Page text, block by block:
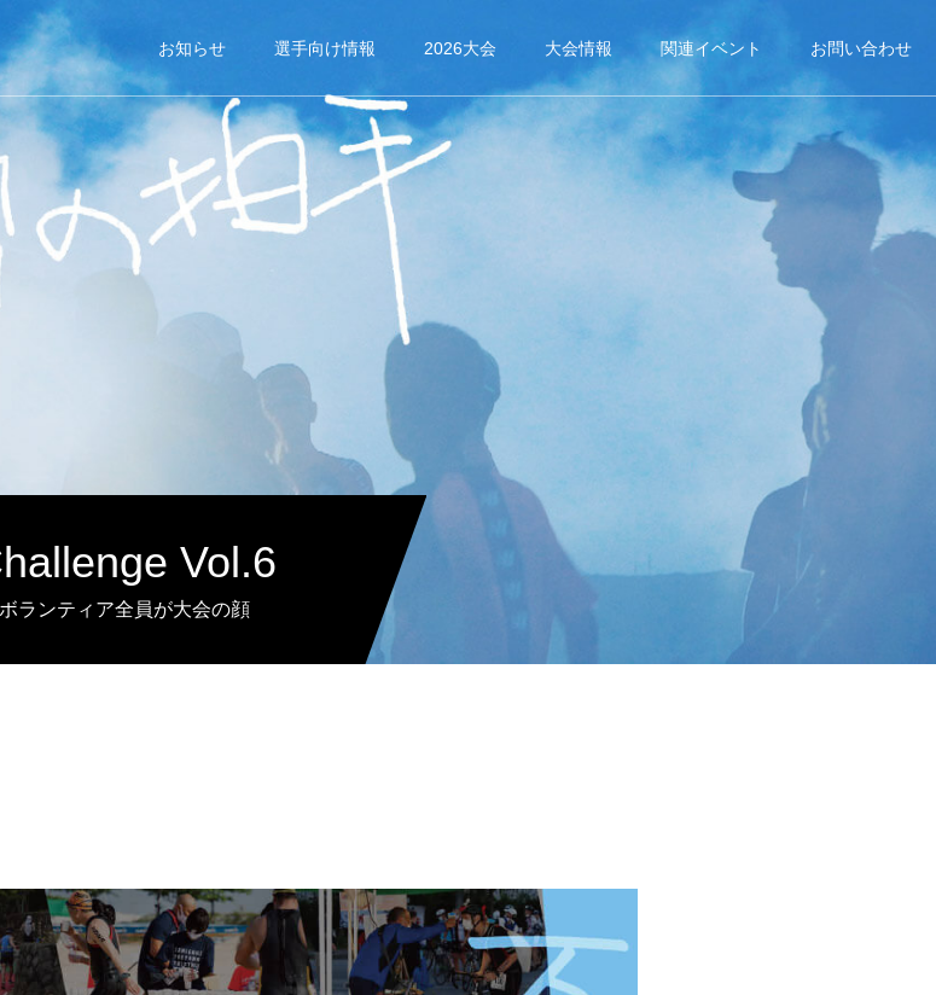
お知らせ 選手向け情報 2026大会 大会情報 関連イベント お問い合わせ
Vol.6
ボランティア全員が大会の顔